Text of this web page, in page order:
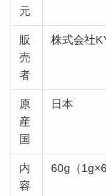
元
販
売
者
株式会社
原
産
国
日本
内
容
60g（